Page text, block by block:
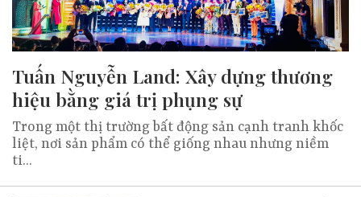
Tuấn Nguyễn Land: Xây dựng thương
hiệu bằng giá trị phụng sự
Trong một thị trường bất động sản cạnh tranh khốc
liệt, nơi sản phẩm có thể giống nhau nhưng niềm
ti...